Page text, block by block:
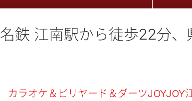
名鉄 江南駅から徒歩22分
カラオケ＆ビリヤード＆ダーツJOYJOY